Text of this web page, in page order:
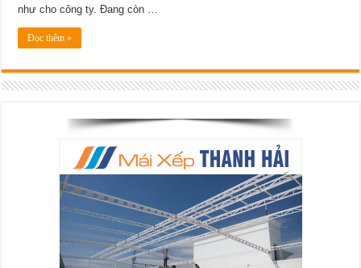
như cho công ty. Đang còn …
Đọc thêm »